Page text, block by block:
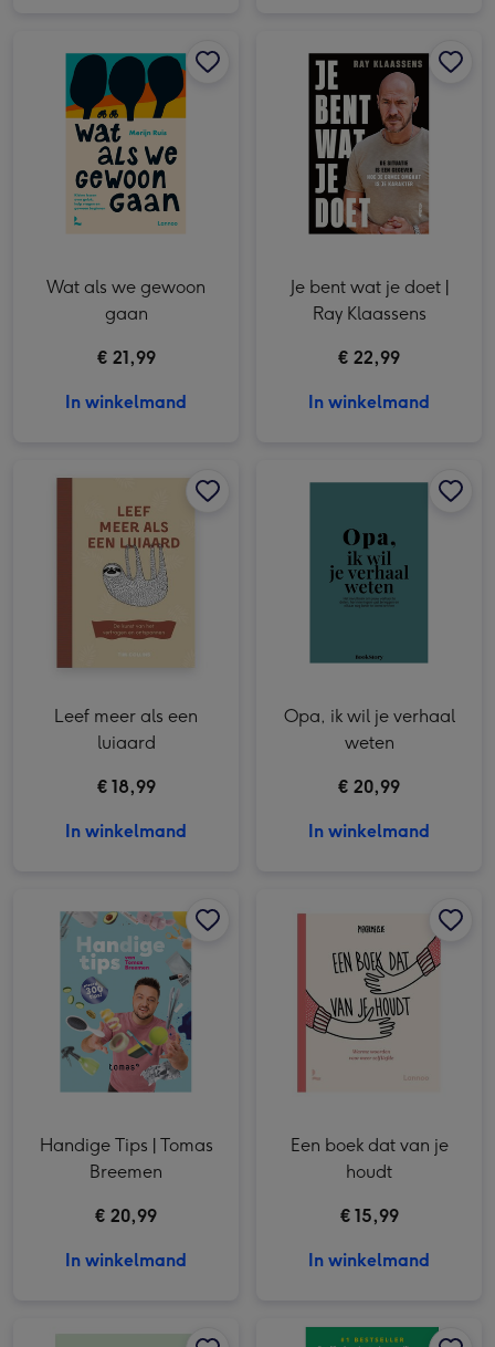
Wat als we gewoon
gaan
€ 21,99
In winkelmand
Je bent wat je doet |
Ray Klaassens
€ 22,99
In winkelmand
Leef meer als een
luiaard
€ 18,99
In winkelmand
Opa, ik wil je verhaal
weten
€ 20,99
In winkelmand
Handige Tips | Tomas
Breemen
€ 20,99
In winkelmand
Een boek dat van je
houdt
€ 15,99
In winkelmand